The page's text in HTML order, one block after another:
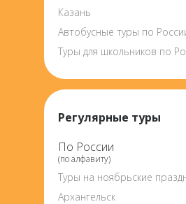
Казань
Автобусные туры по
Туры для школьников по
Регулярные туры
По России
(по алфавиту)
Туры на ноябрьские
Архангельск